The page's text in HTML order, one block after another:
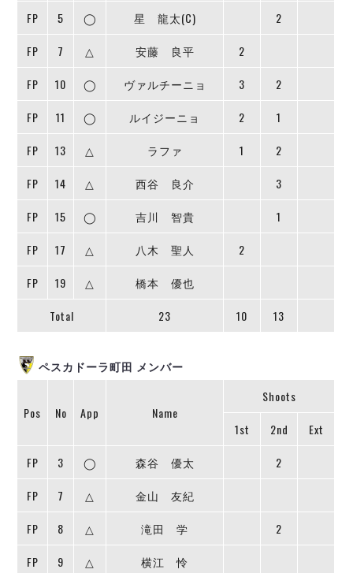
リガーレヴィア葛飾
Y．S．C．C．横浜
ヴィンセドール白山
デウソン神戸
ポルセイド浜田
ハットトリック
担当審判員
選手の通算記録（Ｆ１）
バルドラール浦安
しながわシティ
立川アスレティックFC
湘南ベルマーレ
ボアルース長野
シュライカー大阪
バサジィ大分
マルバ水戸FC
リガーレヴィア葛飾
ヴィンセドール白山
アグレミーナ浜松
DIVISION 02
FOLLOW US!
FP
5 ◯ 星 龍太(C)
2
FP
7 △ 安藤 良平
2
FP
10 ◯ ヴァルチーニョ 3
2
FP
11 ◯ ルイジーニョ 2
1
FP
13 △ ラファ 1
2
FP
14 △ 西谷 良介
3
FP
15 ◯ 吉川 智貴
1
FP
17 △ 八木 聖人
2
FP
19 △
橋本 優也
Total
23 10 13
ペスカドーラ町田 メンバー
Pos No App Name
Shoots
1st
2nd
Ext
FP
3 ◯ 森谷 優太
2
FP
7 △
金山 友紀
FP
8 △ 滝田 学
2
FP
9 △
横江 怜